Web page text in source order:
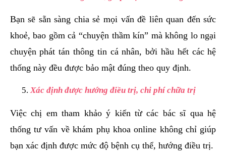
Bạn sẽ sẵn sàng chia sẻ mọi vấn đề liên quan đến sức
khoẻ, bao gồm cả “chuyện thầm kín” mà không lo ngại
chuyện phát tán thông tin cá nhân, bởi hầu hết các hệ
thống này đều được bảo mật đúng theo quy định.
Xác định được hướng điều trị, chi phí chữa trị
Việc chị em tham khảo ý kiến từ các bác sĩ qua hệ
thống tư vấn về khám phụ khoa online không chỉ giúp
bạn xác định được mức độ bệnh cụ thể, hướng điều trị.